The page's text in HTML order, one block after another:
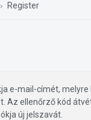
Register
e-mail-címét, melyre
Az ellenőrző kód
új jelszavát.